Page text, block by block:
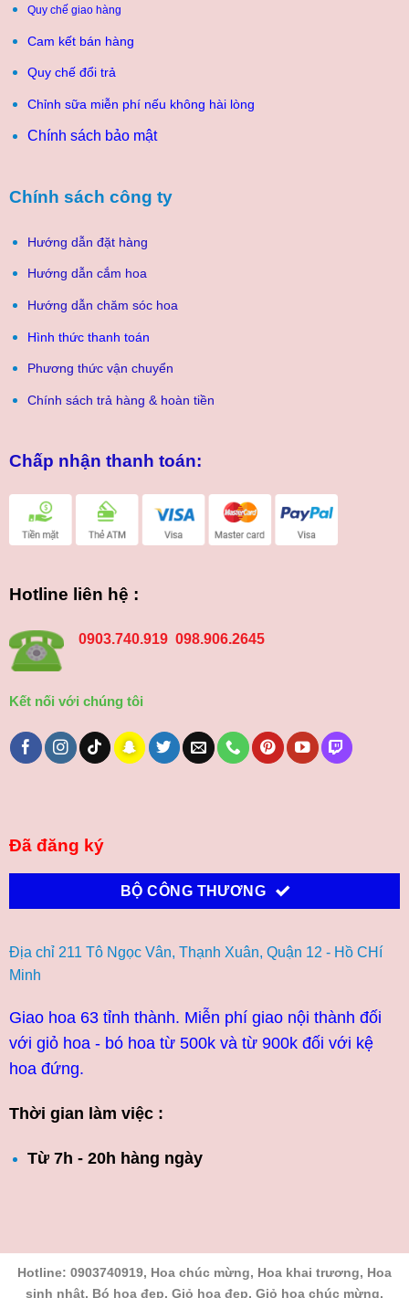
Quy chế giao hàng
Cam kết bán hàng
Quy chế đổi trả
Chỉnh sữa miễn phí nếu không hài lòng
Chính sách bảo mật
Chính sách công ty
Hướng dẫn đặt hàng
Hướng dẫn cắm hoa
Hướng dẫn chăm sóc hoa
Hình thức thanh toán
Phương thức vận chuyển
Chính sách trả hàng & hoàn tiền
Chấp nhận thanh toán:
Hotline liên hệ :
0903.740.919 098.906.2645
Kết nối với chúng tôi
Đã đăng ký
BỘ CÔNG THƯƠNG
Địa chỉ 211 Tô Ngọc Vân, Thạnh Xuân, Quận 12 - Hồ CHí
Minh
Giao hoa 63 tỉnh thành. Miễn phí giao nội thành đối
với giỏ hoa - bó hoa từ 500k và từ 900k đối với kệ
hoa đứng.
Thời gian làm việc :
Từ 7h - 20h hàng ngày
Hotline: 0903740919, Hoa chúc mừng, Hoa khai trương, Hoa
sinh nhật, Bó hoa đẹp, Giỏ hoa đẹp, Giỏ hoa chúc mừng,